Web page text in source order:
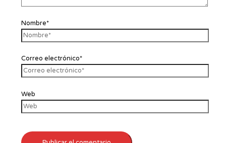
Nombre*
Correo electrónico*
Web